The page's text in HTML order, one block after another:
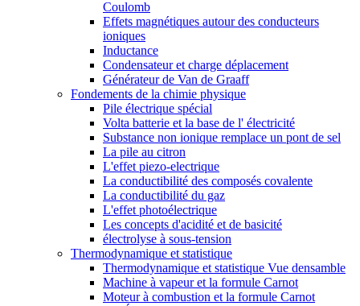
Coulomb
Effets magnétiques autour des conducteurs
ioniques
Inductance
Condensateur et charge déplacement
Générateur de Van de Graaff
Fondements de la chimie physique
Pile électrique spécial
Volta batterie et la base de l' électricité
Substance non ionique remplace un pont de sel
La pile au citron
L'effet piezo-electrique
La conductibilité des composés covalente
La conductibilité du gaz
L'effet photoélectrique
Les concepts d'acidité et de basicité
électrolyse à sous-tension
Thermodynamique et statistique
Thermodynamique et statistique Vue densamble
Machine à vapeur et la formule Carnot
Moteur à combustion et la formule Carnot